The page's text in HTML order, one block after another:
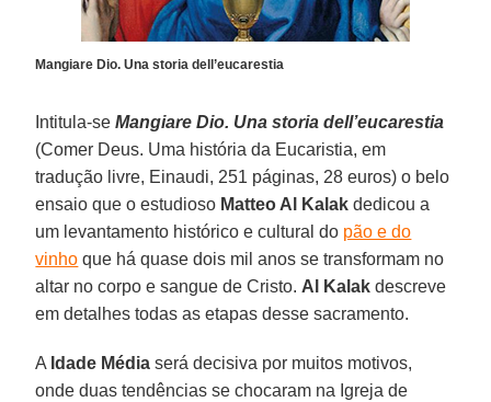
Mangiare Dio. Una storia dell’eucarestia
Intitula-seMangiare Dio. Una storia dell’eucarestia
(Comer Deus. Uma história da Eucaristia, em
tradução livre, Einaudi, 251 páginas, 28 euros) o belo
ensaio que o estudioso Matteo Al Kalak dedicou a
um levantamento histórico e cultural do pão e do
vinho que há quase dois mil anos se transformam no
altar no corpo e sangue de Cristo. Al Kalak descreve
em detalhes todas as etapas desse sacramento.
A Idade Média será decisiva por muitos motivos,
onde duas tendências se chocaram na Igreja de